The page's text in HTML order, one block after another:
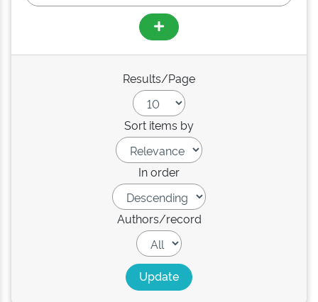
Results/Page
Sort items by
In order
Authors/record